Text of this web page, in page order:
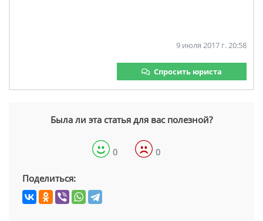
9 июля 2017 г. 20:58
Спросить юриста
Была ли эта статья для вас полезной?
0 0
Поделиться: